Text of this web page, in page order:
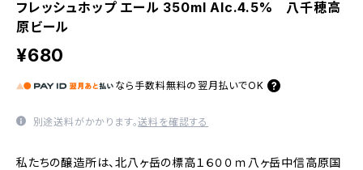
フレッシュホップ エール 350ml Alc.4.5% 八千穂高
原ビール
¥680
なら 手数料無料の 翌月払いでOK
別途送料がかかります。送料を確認する
私たちの醸造所は、北八ヶ岳の標高１６００ｍ八ヶ岳中信高原国